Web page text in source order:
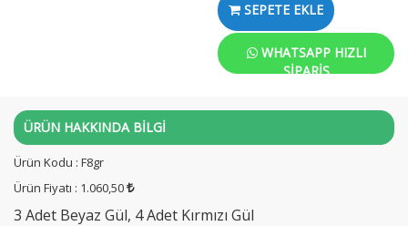
SEPETE EKLE
WHATSAPP HIZLI
SIPARIŞ
ÜRÜN HAKKINDA BİLGİ
Ürün Kodu : F8gr
Ürün Fiyatı : 1.060,50
3 Adet Beyaz Gül, 4 Adet Kırmızı Gül